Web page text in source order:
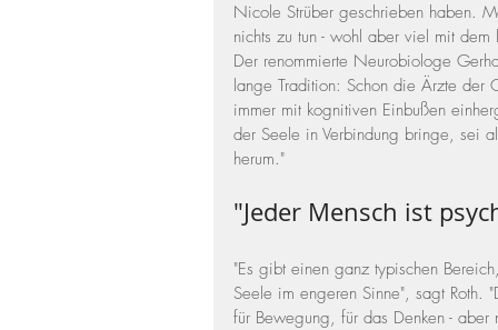
Nicole Strüber geschrieben haben.
nichts zu tun - wohl aber viel mit dem
Der renommierte Neurobiologe
lange Tradition: Schon die Ärzte der
immer mit kognitiven Einbußen
der Seele in Verbindung bringe, sei
herum."
"Jeder Mensch ist
"Es gibt einen ganz typischen
Seele im engeren Sinne", sagt Roth.
für Bewegung, für das Denken -